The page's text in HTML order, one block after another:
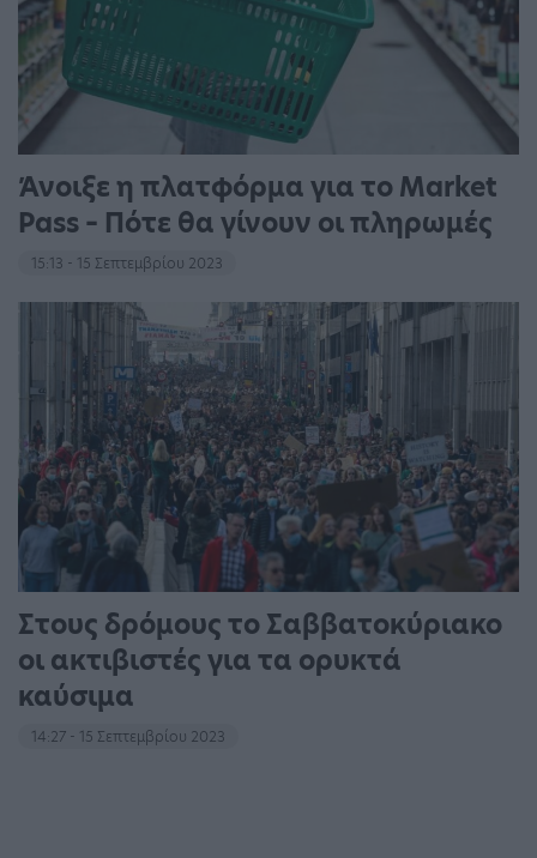
Άνοιξε η πλατφόρμα για το Market
Pass – Πότε θα γίνουν οι πληρωμές
15:13 - 15 Σεπτεμβρίου 2023
Στους δρόμους το Σαββατοκύριακο
οι ακτιβιστές για τα ορυκτά
καύσιμα
14:27 - 15 Σεπτεμβρίου 2023